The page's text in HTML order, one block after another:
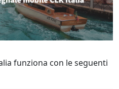
funziona con le seguenti